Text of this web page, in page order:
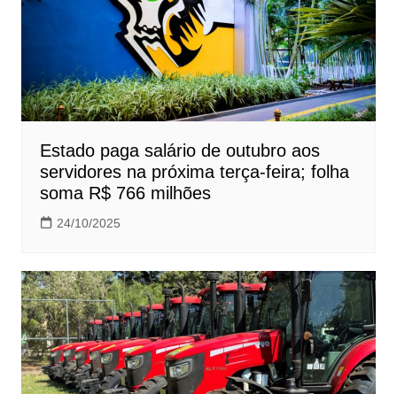
Estado paga salário de outubro aos
servidores na próxima terça-feira; folha
soma R$ 766 milhões
24/10/2025